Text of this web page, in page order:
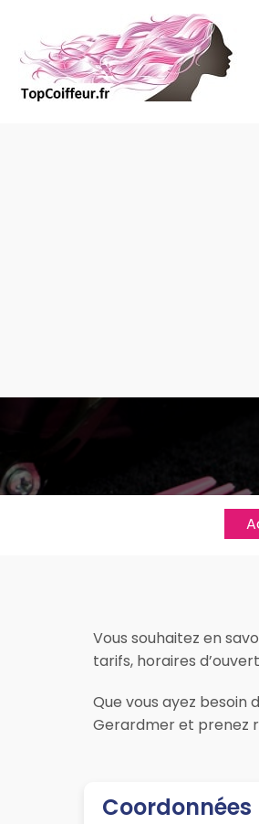
Vous souhaitez en
tarifs, horaires
Que vous ayez besoin
Gerardmer et prenez
Coordonnées